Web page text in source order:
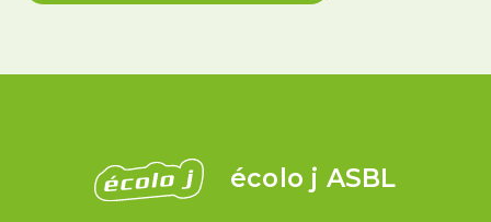
Antivalidisme Climat et environnement
Justice et violences policières
Migrations et asile
écolo j ASBL